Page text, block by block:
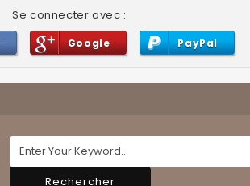
Se connecter avec :
Google PayPal
Rechercher